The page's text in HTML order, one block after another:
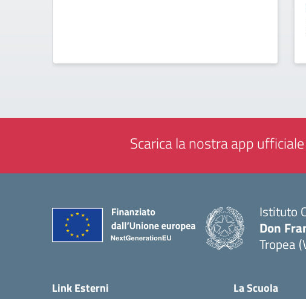
Scarica la nostra app
Istituto
Don
Tropea
Link Esterni La Scuola